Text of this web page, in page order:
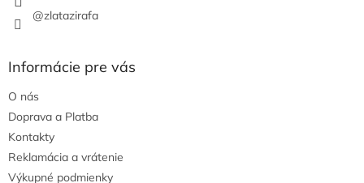
@zlatazirafa
Informácie pre vás
O nás
Doprava a Platba
Kontakty
Reklamácia a vrátenie
Výkupné podmienky